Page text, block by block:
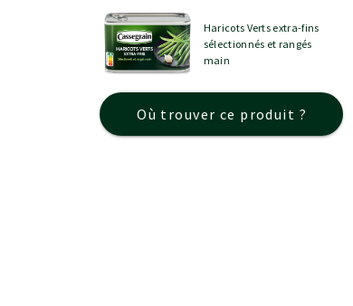
Haricots Verts extra-fins
sélectionnés et rangés
main
Où trouver ce produit ?